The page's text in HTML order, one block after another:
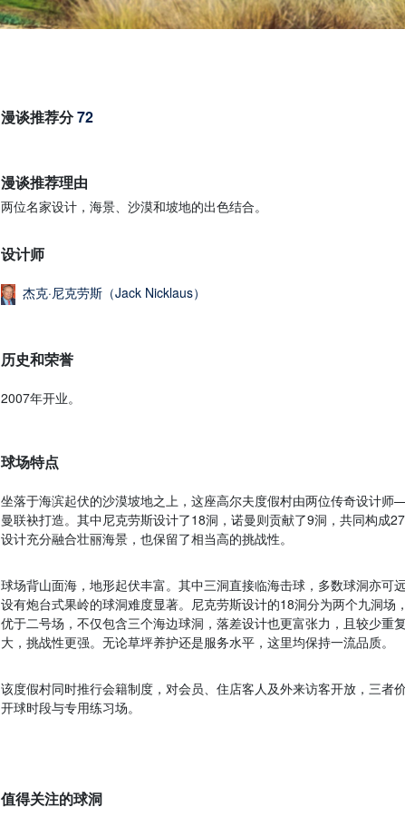
漫谈推荐分72
漫谈推荐理由
两位名家设计，海景、沙漠和坡地的出色结合。
设计师
杰克·尼克劳斯（Jack Nicklaus）
历史和荣誉
2007年开业。
球场特点
坐落于海滨起伏的沙漠坡地之上，这座高尔夫度假村由两位传奇设计师
曼联袂打造。其中尼克劳斯设计了18洞，诺曼则贡献了9洞，共同构成
设计充分融合壮丽海景，也保留了相当高的挑战性。
球场背山面海，地形起伏丰富。其中三洞直接临海击球，多数球洞亦可
设有炮台式果岭的球洞难度显著。尼克劳斯设计的18洞分为两个九洞场
优于二号场，不仅包含三个海边球洞，落差设计也更富张力，且较少重
大，挑战性更强。无论草坪养护还是服务水平，这里均保持一流品质。
该度假村同时推行会籍制度，对会员、住店客人及外来访客开放，三者
开球时段与专用练习场。
值得关注的球洞